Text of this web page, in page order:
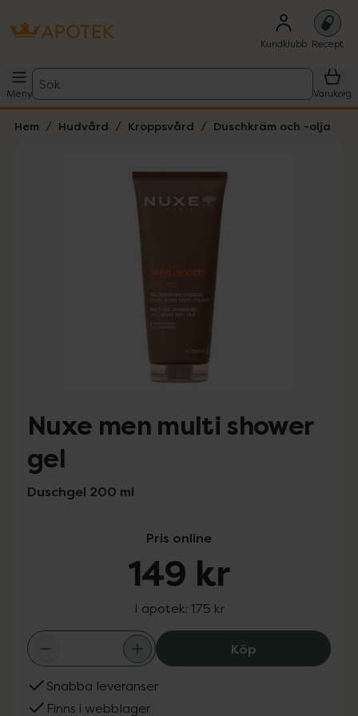
Kundklubb Recept
Meny
Sök
Varukorg
Hem Hudvård Kroppsvård Duschkräm och -olja
Lista: . Innehåller 3 objekt.
Nuxe men multi shower
gel
Duschgel 200 ml
Pris online
149 kr
I apotek: 175 kr
KöpNuxe men
Snabba leveranser
Finns i webblager